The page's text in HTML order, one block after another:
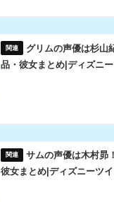
グリムの声優は杉山
品・彼女まとめ|ディズニ
サムの声優は木村昴
彼女まとめ|ディズニーツ